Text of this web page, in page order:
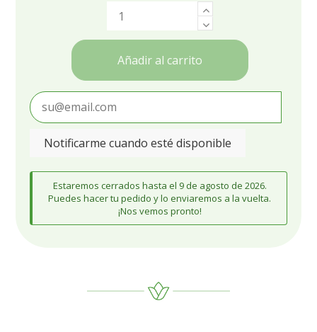
Añadir al carrito
Notificarme cuando esté disponible
Estaremos cerrados hasta el 9 de agosto de 2026.
Puedes hacer tu pedido y lo enviaremos a la vuelta.
¡Nos vemos pronto!